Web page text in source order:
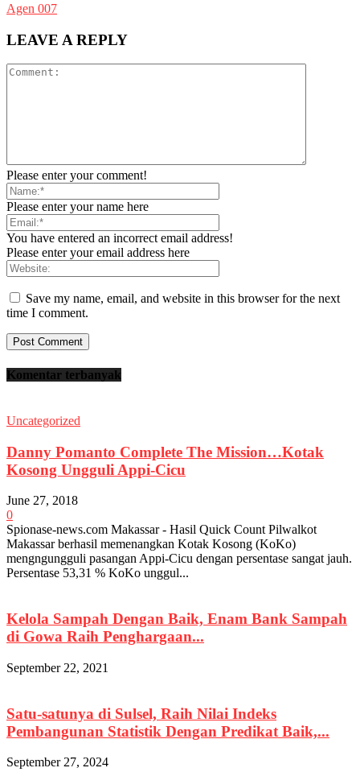
Agen 007
LEAVE A REPLY
Please enter your comment!
Please enter your name here
You have entered an incorrect email address!
Please enter your email address here
Save my name, email, and website in this browser for the next
time I comment.
Komentar terbanyak
Uncategorized
Danny Pomanto Complete The Mission…Kotak
Kosong Ungguli Appi-Cicu
June 27, 2018
0
Spionase-news.com Makassar - Hasil Quick Count Pilwalkot
Makassar berhasil memenangkan Kotak Kosong (KoKo)
mengngungguli pasangan Appi-Cicu dengan persentase sangat jauh.
Persentase 53,31 % KoKo unggul...
Kelola Sampah Dengan Baik, Enam Bank Sampah
di Gowa Raih Penghargaan...
September 22, 2021
Satu-satunya di Sulsel, Raih Nilai Indeks
Pembangunan Statistik Dengan Predikat Baik,...
September 27, 2024